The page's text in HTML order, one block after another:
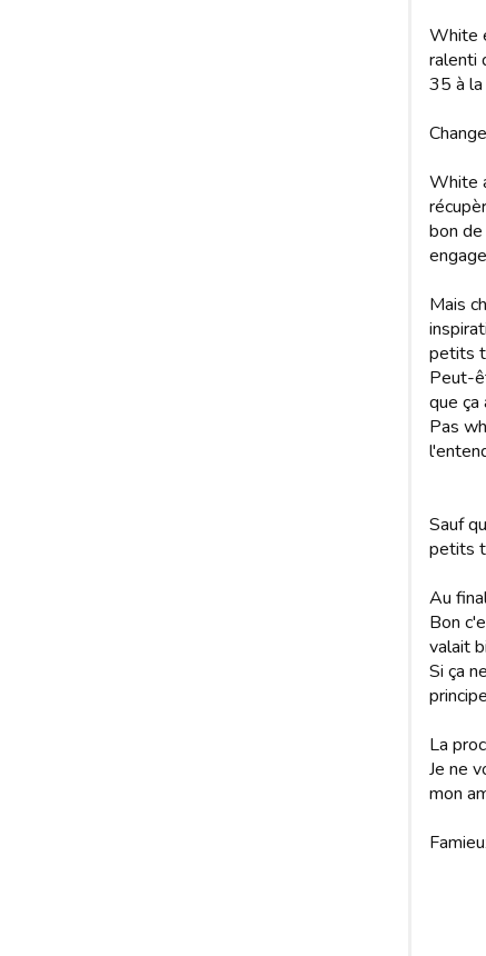
White
ralenti
35 à
White
bon
Mais
petits
Peut-
que ça
Pas
Sauf
petits
Au
Bon
valait
Si ça
La
Je ne
mon